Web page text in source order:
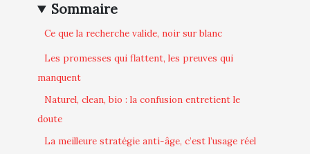
Sommaire
Ce que la recherche valide, noir sur blanc
Les promesses qui flattent, les preuves qui
manquent
Naturel, clean, bio : la confusion entretient le
doute
La meilleure stratégie anti-âge, c’est l’usage réel